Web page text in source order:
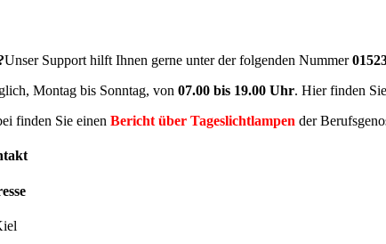
Unser Support hilft Ihnen gerne unter der folgenden Nummer
Montag bis Sonntag, von 07.00 bis 19.00 Uhr. Hier finden
finden Sie einen Bericht über Tageslichtlampen der